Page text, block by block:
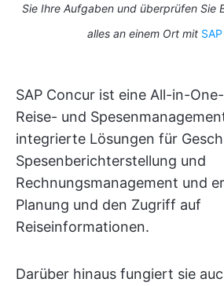
Sie Ihre Aufgaben und überprüfen Sie
alles an einem Ort mit
SAP Concur ist eine All-in-
Reise- und
integrierte Lösungen für
Spesenberichterstellung und
Rechnungsmanagement und
Planung und den Zugriff auf
Reiseinformationen.
Darüber hinaus fungiert sie